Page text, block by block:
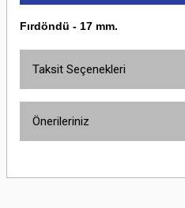
Fırdöndü - 17 mm.
Taksit Seçenekleri
Önerileriniz
yetersiz gördüğünüz noktaları öneri